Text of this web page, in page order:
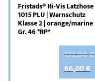
Fristads® Hi-Vis Latzhose
1015 PLU | Warnschutz
Klasse 2 | orange/marine
Gr. 46 *RP*
132,00€
66,00€